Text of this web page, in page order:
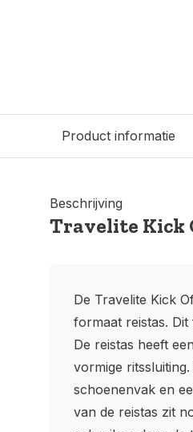
Product informatie
Beschrijving
Travelite Kick
De Travelite Kick
formaat reistas.
De reistas heeft
vormige
schoenenvak en
van de reistas zit